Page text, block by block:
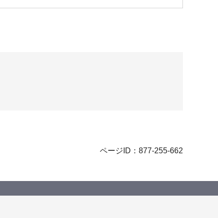
ページID：877-255-662